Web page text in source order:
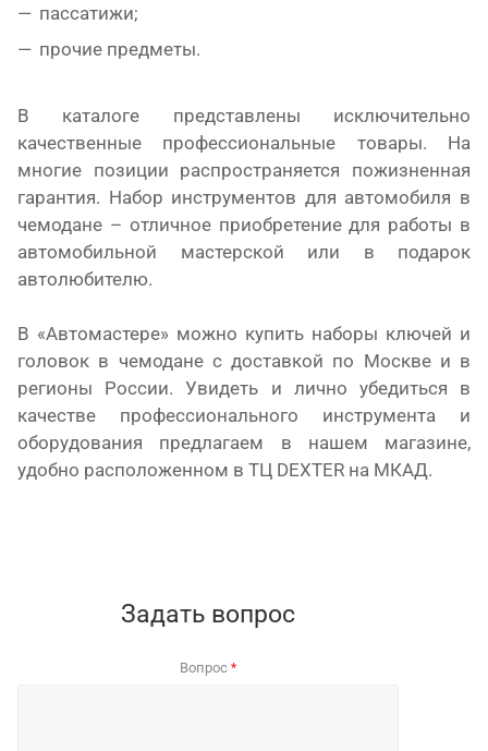
пассатижи;
прочие предметы.
В каталоге представлены исключительно
качественные профессиональные товары. На
многие позиции распространяется пожизненная
гарантия. Набор инструментов для автомобиля в
чемодане – отличное приобретение для работы в
автомобильной мастерской или в подарок
автолюбителю.
В «Автомастере» можно купить наборы ключей и
головок в чемодане с доставкой по Москве и в
регионы России. Увидеть и лично убедиться в
качестве профессионального инструмента и
оборудования предлагаем в нашем магазине,
удобно расположенном в ТЦ DEXTER на МКАД.
Задать вопрос
Вопрос *